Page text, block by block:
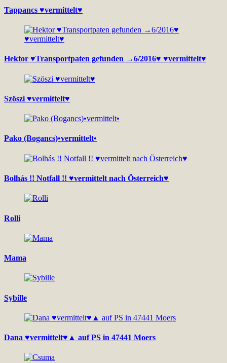
Tappancs ♥vermittelt♥
Hektor ♥Transportpaten gefunden →6/2016♥ ♥vermittelt♥
Szöszi ♥vermittelt♥
Pako (Bogancs)•vermittelt•
Bolhás !! Notfall !! ♥vermittelt nach Österreich♥
Rolli
Mama
Sybille
Dana ♥vermittelt♥▲ auf PS in 47441 Moers